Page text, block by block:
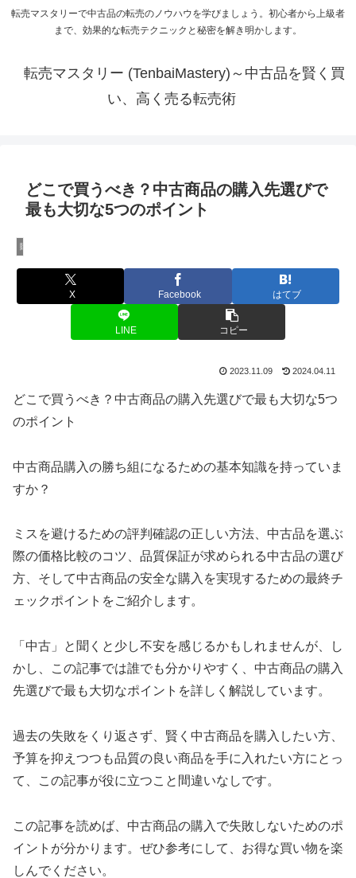
転売マスタリーで中古品の転売のノウハウを学びましょう。初心者から上級者
まで、効果的な転売テクニックと秘密を解き明かします。
転売マスタリー (TenbaiMastery)～中古品を賢く買
い、高く売る転売術
どこで買うべき？中古商品の購入先選びで
最も大切な5つのポイント
購入先の選び方
X Facebook はてブ
LINE コピー
2023.11.09 2024.04.11
どこで買うべき？中古商品の購入先選びで最も大切な5つ
のポイント
中古商品購入の勝ち組になるための基本知識を持っていま
すか？
ミスを避けるための評判確認の正しい方法、中古品を選ぶ
際の価格比較のコツ、品質保証が求められる中古品の選び
方、そして中古商品の安全な購入を実現するための最終チ
ェックポイントをご紹介します。
「中古」と聞くと少し不安を感じるかもしれませんが、し
かし、この記事では誰でも分かりやすく、中古商品の購入
先選びで最も大切なポイントを詳しく解説しています。
過去の失敗をくり返さず、賢く中古商品を購入したい方、
予算を抑えつつも品質の良い商品を手に入れたい方にとっ
て、この記事が役に立つこと間違いなしです。
この記事を読めば、中古商品の購入で失敗しないためのポ
イントが分かります。ぜひ参考にして、お得な買い物を楽
しんでください。